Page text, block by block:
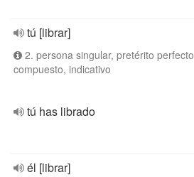
tú [librar]
2. persona singular, pretérito perfecto
compuesto, indicativo
tú has librado
él [librar]